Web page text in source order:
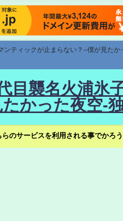
ティックが止まらない？--僕が見た
目襲名火浦氷
かった夜空-
のサービスを利用される事でかろ